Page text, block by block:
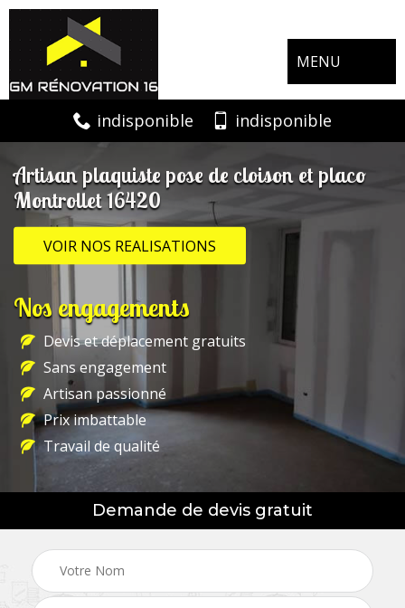
MENU
indisponible indisponible
Artisan plaquiste pose de cloison et placo
Montrollet 16420
VOIR NOS REALISATIONS
Nos engagements
Devis et déplacement gratuits
Sans engagement
Artisan passionné
Prix imbattable
Travail de qualité
Demande de devis gratuit